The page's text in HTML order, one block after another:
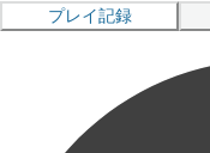
プレイ記録